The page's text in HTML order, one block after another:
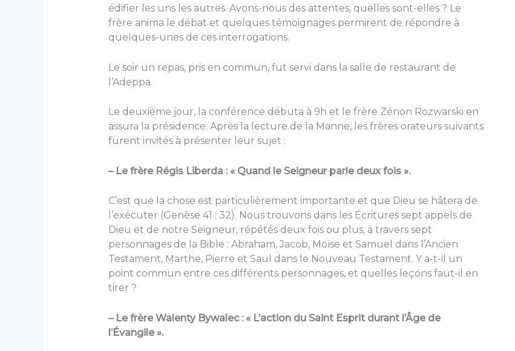
édifier les uns les autres. Avons-nous des attentes, quelles sont-elles ? Le
frère anima le débat et quelques témoignages permirent de répondre à
quelques-unes de ces interrogations.
Le soir un repas, pris en commun, fut servi dans la salle de restaurant de
l’Adeppa.
Le deuxième jour, la conférence débuta à 9h et le frère Zénon Rozwarski en
assura la présidence. Après la lecture de la Manne, les frères orateurs suivants
furent invités à présenter leur sujet :
– Le frère Régis Liberda : « Quand le Seigneur parle deux fois ».
C’est que la chose est particulièrement importante et que Dieu se hâtera de
l’exécuter (Genèse 41 : 32). Nous trouvons dans les Écritures sept appels de
Dieu et de notre Seigneur, répétés deux fois ou plus, à travers sept
personnages de la Bible : Abraham, Jacob, Moïse et Samuel dans l’Ancien
Testament, Marthe, Pierre et Saul dans le Nouveau Testament. Y a-t-il un
point commun entre ces différents personnages, et quelles leçons faut-il en
tirer ?
– Le frère Walenty Bywalec : « L’action du Saint Esprit durant l’Âge de
l’Évangile ».